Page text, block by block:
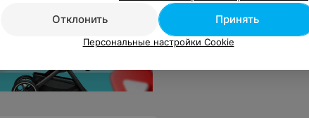
Отклонить
Принять
Персональные настройки Cookie